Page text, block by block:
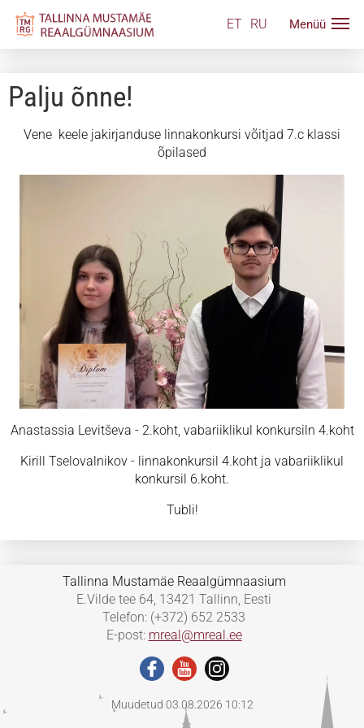
ET RU
Palju õnne!
Vene keele jakirjanduse linnakonkursi võitjad 7.c klassi
õpilased
Anastassia Levitševa - 2.koht, vabariiklikul konkursiln 4.koht
Kirill Tselovalnikov - linnakonkursil 4.koht ja vabariiklikul
konkursil 6.koht.
Tubli!
Tallinna Mustamäe Reaalgümnaasium
E.Vilde tee 64, 13421 Tallinn, Eesti
Telefon: (+372) 652 2533
E-post: mreal@mreal.ee
Muudetud 03.08.2026 10:12